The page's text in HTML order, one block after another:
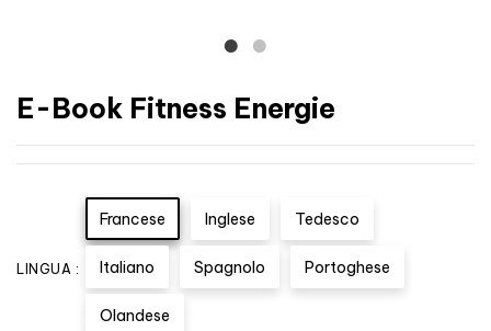
E-Book Fitness Energie
LINGUA :
Francese Inglese Tedesco
Italiano Spagnolo Portoghese
Olandese